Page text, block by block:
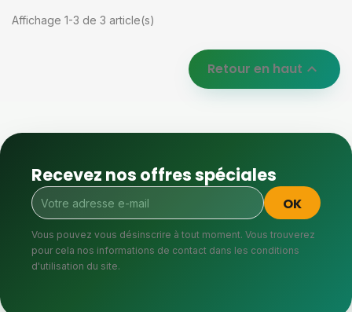
Affichage 1-3 de 3 article(s)
Retour en haut 
Recevez nos offres spéciales
Vous pouvez vous désinscrire à tout moment. Vous trouverez
pour cela nos informations de contact dans les conditions
d'utilisation du site.